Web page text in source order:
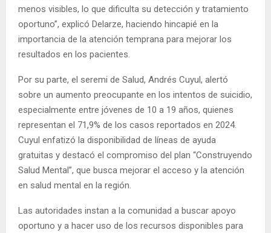
menos visibles, lo que dificulta su detección y tratamiento
oportuno”, explicó Delarze, haciendo hincapié en la
importancia de la atención temprana para mejorar los
resultados en los pacientes.
Por su parte, el seremi de Salud, Andrés Cuyul, alertó
sobre un aumento preocupante en los intentos de suicidio,
especialmente entre jóvenes de 10 a 19 años, quienes
representan el 71,9% de los casos reportados en 2024.
Cuyul enfatizó la disponibilidad de líneas de ayuda
gratuitas y destacó el compromiso del plan “Construyendo
Salud Mental”, que busca mejorar el acceso y la atención
en salud mental en la región.
Las autoridades instan a la comunidad a buscar apoyo
oportuno y a hacer uso de los recursos disponibles para